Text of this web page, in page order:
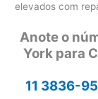
elevados com
Anote o
York para
11 3836-